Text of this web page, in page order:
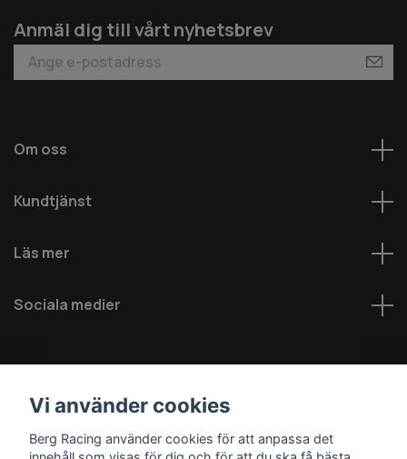
Anmäl dig till vårt nyhetsbrev
Om oss
Kundtjänst
Läs mer
Sociala medier
Vi använder cookies
Berg Racing använder cookies för att anpassa det